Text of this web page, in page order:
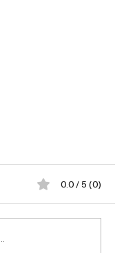
0.0 / 5 (0)